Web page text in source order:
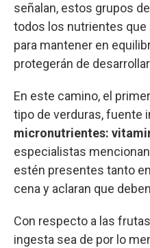
señalan, estos grupos
todos los nutrientes
para mantener en
protegerán de
En este camino, el
tipo de verduras, fuente
micronutrientes:
especialistas
estén presentes tanto
cena y aclaran que
Con respecto a las
ingesta sea de por lo